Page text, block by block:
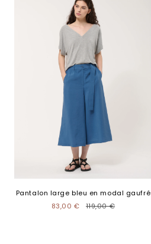
Pantalon large bleu en modal gaufré
83,00 €
119,00 €